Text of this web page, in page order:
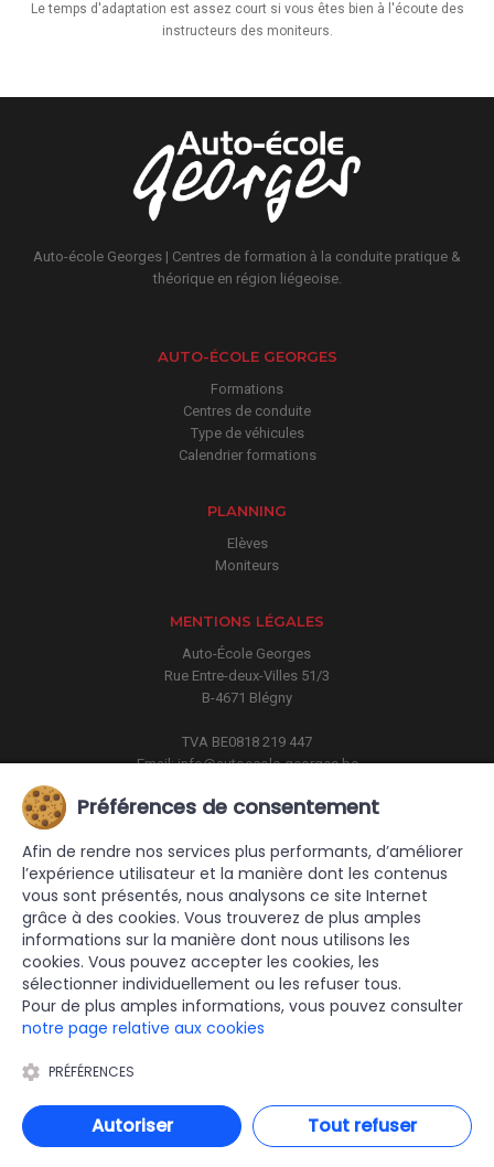
Le temps d'adaptation est assez court si vous êtes bien à l'écoute des
instructeurs des moniteurs.
Auto-école Georges | Centres de formation à la conduite pratique &
théorique en région liégeoise.
AUTO-ÉCOLE GEORGES
Formations
Centres de conduite
Type de véhicules
Calendrier formations
PLANNING
Elèves
Moniteurs
MENTIONS LÉGALES
Auto-École Georges
Rue Entre-deux-Villes 51/3
B-4671 Blégny
TVA BE0818 219 447
Email:info@autoecole-georges.be
PARTENAIRES
web & e-commerce
RGPD
Conditions générales
Préférences de consentement
Afin de rendre nos services plus performants, d’améliorer
l’expérience utilisateur et la manière dont les contenus
vous sont présentés, nous analysons ce site Internet
grâce à des cookies. Vous trouverez de plus amples
informations sur la manière dont nous utilisons les
cookies. Vous pouvez accepter les cookies, les
sélectionner individuellement ou les refuser tous.
Pour de plus amples informations, vous pouvez consulter
notre page relative aux cookies
PRÉFÉRENCES
Autoriser Tout refuser